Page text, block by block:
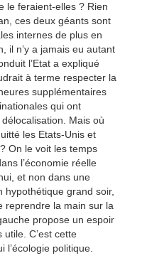
le feraient-elles ? Rien
ces deux géants sont
internes de plus en
il n’y a jamais eu autant
l’Etat a expliqué
à terme respecter la
supplémentaires
qui ont
Mais où
les Etats-Unis et
On le voit les temps
l’économie réelle
et non dans une
grand soir,
reprendre la main sur la
propose un espoir
utile. C’est cette
l’écologie politique.